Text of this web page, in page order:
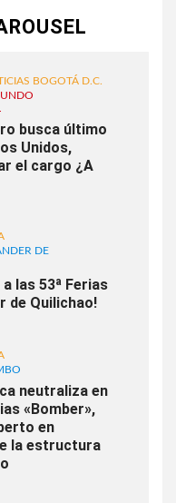
BOGOTÁ D.C.
busca último
Unidos,
el cargo ¿A
DE
a las 53ª Ferias
de Quilichao!
neutraliza en
«Bomber»,
en
la estructura